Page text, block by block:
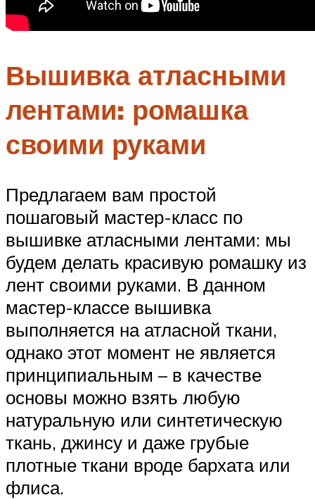
Вышивка атласными
лентами: ромашка
своими руками
Предлагаем вам простой
пошаговый мастер-класс по
вышивке атласными лентами: мы
будем делать красивую ромашку из
лент своими руками. В данном
мастер-классе вышивка
выполняется на атласной ткани,
однако этот момент не является
принципиальным – в качестве
основы можно взять любую
натуральную или синтетическую
ткань, джинсу и даже грубые
плотные ткани вроде бархата или
флиса.